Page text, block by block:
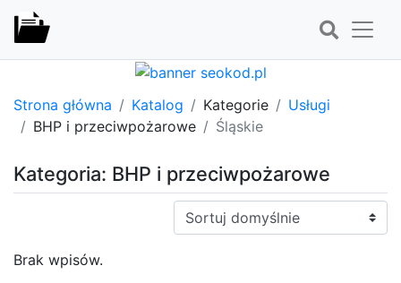
Strona główna Katalog Kategorie
Usługi
BHP i przeciwpożarowe
Śląskie
Kategoria: BHP i przeciwpożarowe
Sortuj:
Brak wpisów.